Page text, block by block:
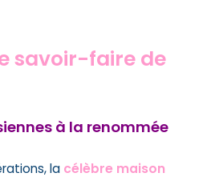
savoir-faire de
à la renommée
la célèbre maison